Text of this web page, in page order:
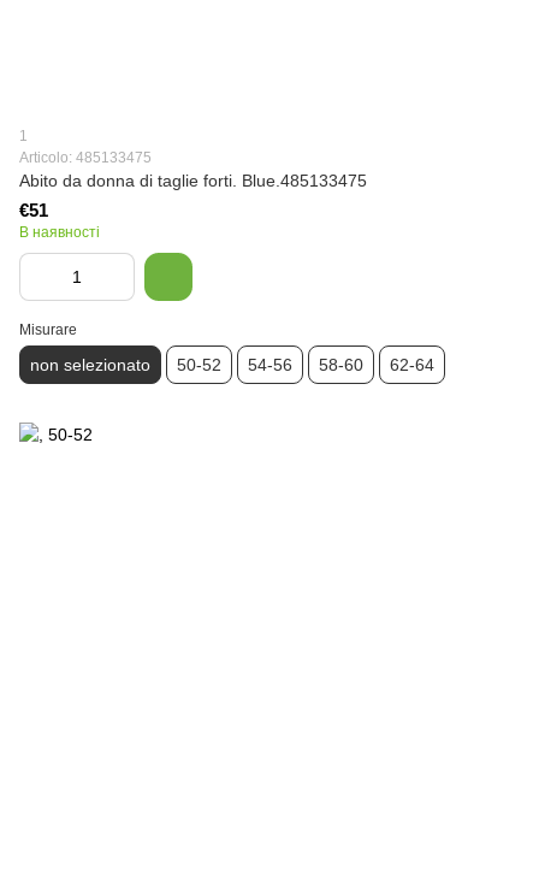
1
Articolo: 485133475
Abito da donna di taglie forti. Blue.485133475
€51
В наявності
Misurare
non selezionato 50-52 54-56 58-60 62-64